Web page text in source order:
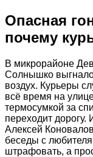
Опасная
почему
В микрорайоне
Солнышко
воздух. Курьеры
всё время на
термосумкой за
переходит
Алексей
беседы с
штрафовать, а